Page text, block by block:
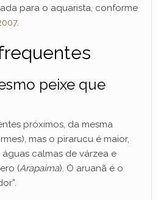
para o aquarista, conforme
.
peixe que
próximos, da mesma
mas o pirarucu é maior,
calmas de várzea e
(Arapaima). O aruanã é o